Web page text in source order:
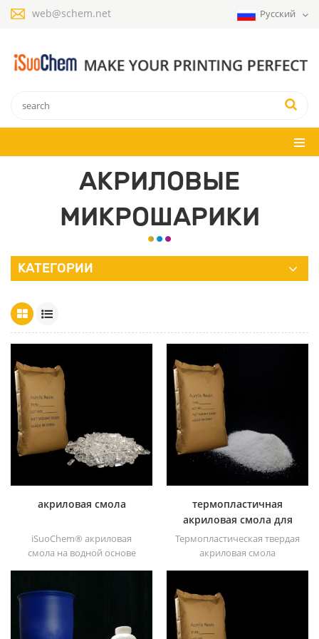
web@schem.net Русский
АКРИЛОВЫЕ
МИКРОШАРИКИ
КАТЕГОРИИ
акриловая смола
iSuoChem® акриловая
смола на водной основе
абразивостойкость,
высокая прозрачность,
термопластичная
акриловая смола для
чернил
Термопластическая твердая
акриловая смола
растворителей для печати,
лака, пластиковой краски,
краски для контейнеров и